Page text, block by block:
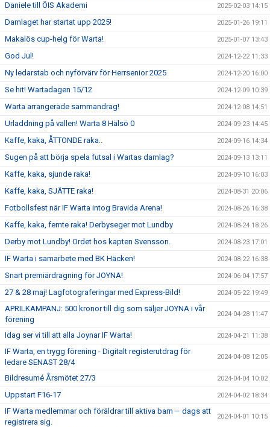
Daniele till ÖIS Akademi 2025-02-03 14:15
Damlaget har startat upp 2025! 2025-01-26 19:11
Makalös cup-helg för Warta! 2025-01-07 13:43
God Jul! 2024-12-22 11:33
Ny ledarstab och nyförvärv för Herrsenior 2025 2024-12-20 16:00
Se hit! Wartadagen 15/12 2024-12-09 10:39
Warta arrangerade sammandrag! 2024-12-08 14:51
Urladdning på vallen! Warta 8 Hälsö 0 2024-09-23 14:45
Kaffe, kaka, ÅTTONDE raka.. 2024-09-16 14:34
Sugen på att börja spela futsal i Wartas damlag? 2024-09-13 13:11
Kaffe, kaka, sjunde raka! 2024-09-10 16:03
Kaffe, kaka, SJÄTTE raka! 2024-08-31 20:06
Fotbollsfest när IF Warta intog Bravida Arena! 2024-08-26 16:38
Kaffe, kaka, femte raka! Derbyseger mot Lundby 2024-08-24 18:26
Derby mot Lundby! Ordet hos kapten Svensson. 2024-08-23 17:01
IF Warta i samarbete med BK Häcken! 2024-08-22 16:38
Snart premiärdragning för JOYNA! 2024-06-04 17:57
27 & 28 maj! Lagfotograferingar med Express-Bild! 2024-05-22 19:49
APRILKAMPANJ: 500 kronor till dig som säljer JOYNA i vår
förening
2024-04-28 11:47
Idag ser vi till att alla Joynar IF Warta! 2024-04-21 11:38
IF Warta, en trygg förening - Digitalt registerutdrag för
ledare SENAST 28/4
2024-04-08 12:05
Bildresumé Årsmötet 27/3 2024-04-04 10:02
Uppstart F16-17 2024-04-02 18:34
IF Warta medlemmar och föräldrar till aktiva barn – dags att
registrera sig.
2024-04-01 10:15